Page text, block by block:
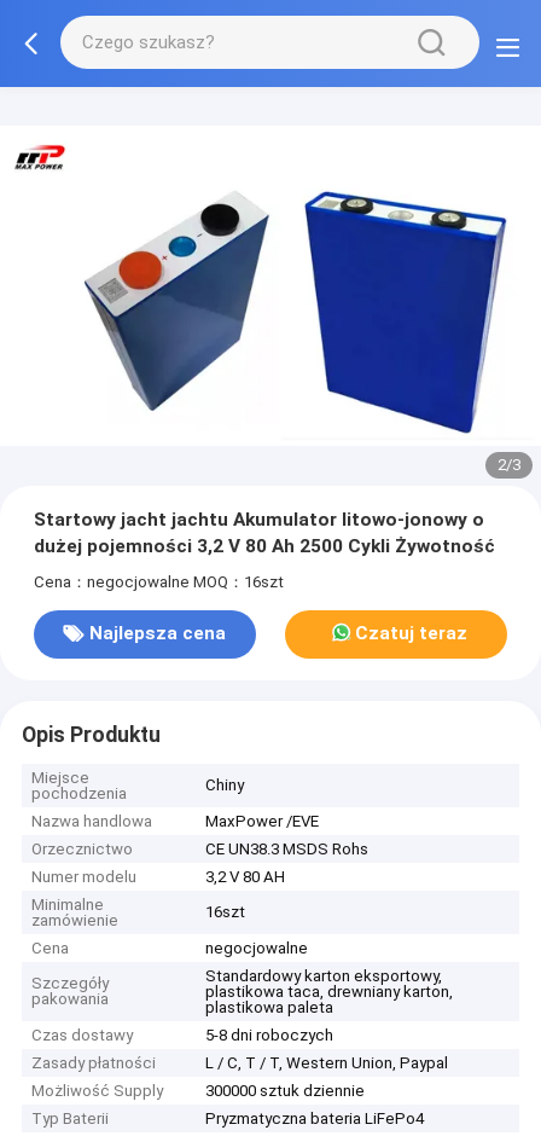
2/3
Startowy jacht jachtu Akumulator litowo-jonowy o
dużej pojemności 3,2 V 80 Ah 2500 Cykli Żywotność
Cena：negocjowalne MOQ：16szt
Najlepsza cena Czatuj teraz
Opis Produktu
Miejsce
pochodzenia
Chiny
Nazwa handlowa
MaxPower /EVE
Orzecznictwo
CE UN38.3 MSDS Rohs
Numer modelu
3,2 V 80 AH
Minimalne
zamówienie
16szt
Cena
negocjowalne
Szczegóły
pakowania
Standardowy karton eksportowy,
plastikowa taca, drewniany karton,
plastikowa paleta
Czas dostawy
5-8 dni roboczych
Zasady płatności
L / C, T / T, Western Union, Paypal
Możliwość Supply
300000 sztuk dziennie
Typ Baterii
Pryzmatyczna bateria LiFePo4